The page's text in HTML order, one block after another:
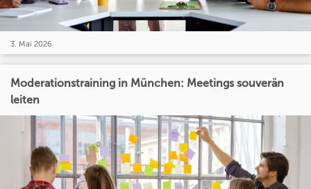
3. Mai 2026
Moderationstraining in München: Meetings souverän
leiten